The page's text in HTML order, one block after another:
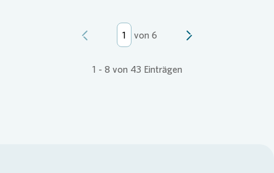
von 6
1 - 8 von 43 Einträgen